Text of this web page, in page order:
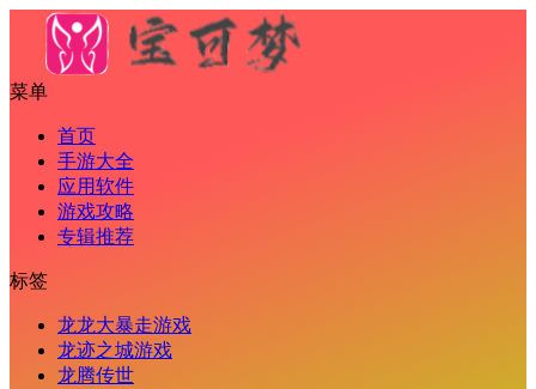
菜单
首页
手游大全
应用软件
游戏攻略
专辑推荐
标签
龙龙大暴走游戏
龙迹之城游戏
龙腾传世